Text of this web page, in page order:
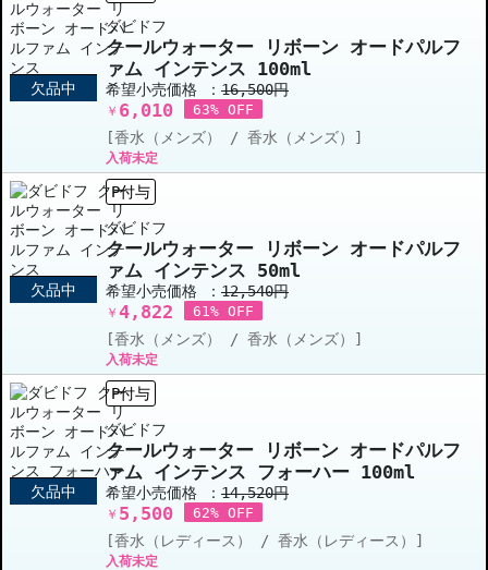
欠品中
ダビドフ
クールウォーター リボーン オードパルフ
ァム インテンス 100ml
希望小売価格 ： 16,500円
￥ 6,010 63% OFF
[香水（メンズ） / 香水（メンズ）]
入荷未定
欠品中
P付与
ダビドフ
クールウォーター リボーン オードパルフ
ァム インテンス 50ml
希望小売価格 ： 12,540円
￥ 4,822 61% OFF
[香水（メンズ） / 香水（メンズ）]
入荷未定
欠品中
P付与
ダビドフ
クールウォーター リボーン オードパルフ
ァム インテンス フォーハー 100ml
希望小売価格 ： 14,520円
￥ 5,500 62% OFF
[香水（レディース） / 香水（レディース）]
入荷未定